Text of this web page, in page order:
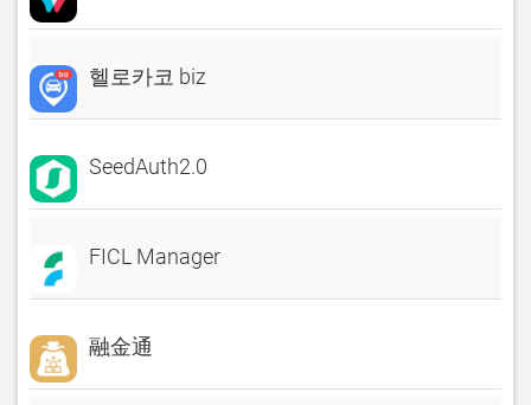
헬로카코 biz
SeedAuth2.0
FICL Manager
融金通